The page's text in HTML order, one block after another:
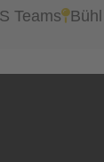
Teams